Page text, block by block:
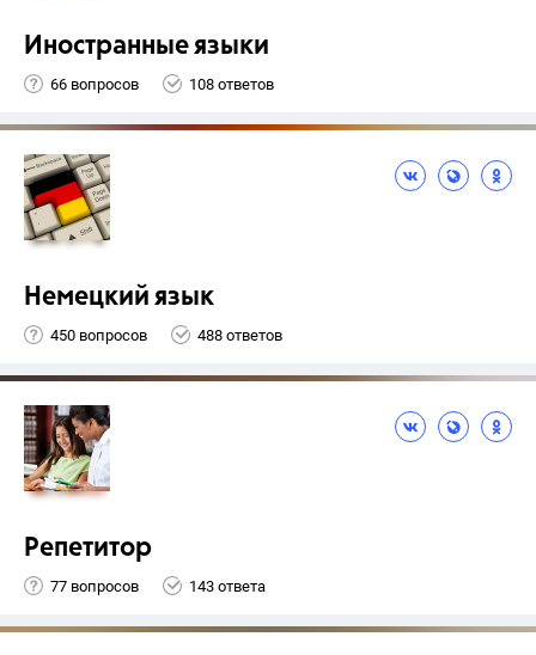
Иностранные языки
66 вопросов 108 ответов
Немецкий язык
450 вопросов 488 ответов
Репетитор
77 вопросов 143 ответа